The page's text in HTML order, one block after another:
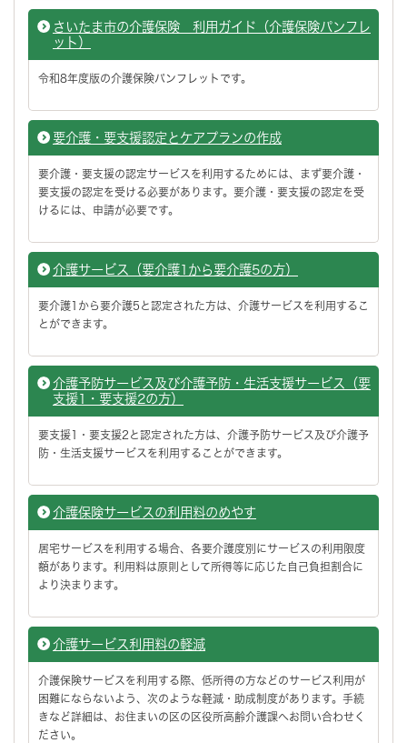
さいたま市の介護保険 利用ガイド（介護保険パンフレ
ット）
令和8年度版の介護保険パンフレットです。
要介護・要支援認定とケアプランの作成
要介護・要支援の認定サービスを利用するためには、まず要介護・
要支援の認定を受ける必要があります。要介護・要支援の認定を受
けるには、申請が必要です。
介護サービス（要介護1から要介護5の方）
要介護1から要介護5と認定された方は、介護サービスを利用するこ
とができます。
介護予防サービス及び介護予防・生活支援サービス（要
支援1・要支援2の方）
要支援1・要支援2と認定された方は、介護予防サービス及び介護予
防・生活支援サービスを利用することができます。
介護保険サービスの利用料のめやす
居宅サービスを利用する場合、各要介護度別にサービスの利用限度
額があります。利用料は原則として所得等に応じた自己負担割合に
より決まります。
介護サービス利用料の軽減
介護保険サービスを利用する際、低所得の方などのサービス利用が
困難にならないよう、次のような軽減・助成制度があります。手続
きなど詳細は、お住まいの区の区役所高齢介護課へお問い合わせく
ださい。